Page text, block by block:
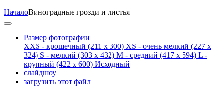
НачалоВиноградные грозди и листья
Размер фотографии
XXS - крошечный (211 x 300) XS - очень мелкий (227 x
324) S - мелкий (303 x 432) M - средний (417 x 594) L -
крупный (422 x 600) Исходный
слайдшоу
загрузить этот файл